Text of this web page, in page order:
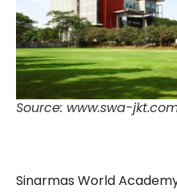
Source: www.swa-
Sinarmas World